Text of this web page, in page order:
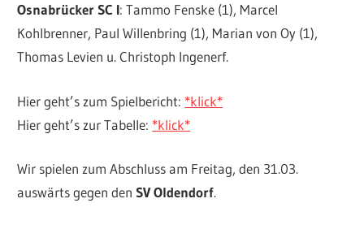
Osnabrücker SC I: Tammo Fenske (1), Marcel
Kohlbrenner, Paul Willenbring (1), Marian von Oy (1),
Thomas Levien u. Christoph Ingenerf.
Hier geht’s zum Spielbericht: *klick*
Hier geht’s zur Tabelle: *klick*
Wir spielen zum Abschluss am Freitag, den 31.03.
auswärts gegen denSV Oldendorf.